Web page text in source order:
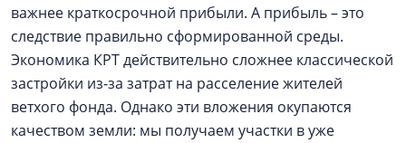
важнее краткосрочной прибыли. А прибыль – это
следствие правильно сформированной среды.
Экономика КРТ действительно сложнее классической
застройки из-за затрат на расселение жителей
ветхого фонда. Однако эти вложения окупаются
качеством земли: мы получаем участки в уже